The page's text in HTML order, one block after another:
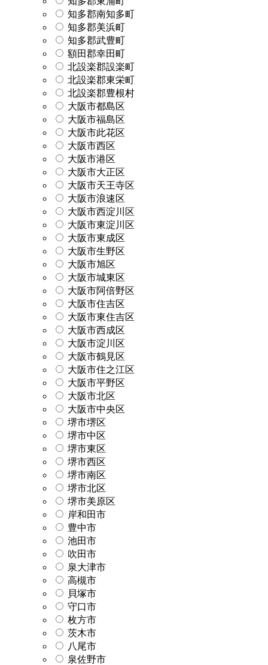
知多郡南知多町
知多郡美浜町
知多郡武豊町
額田郡幸田町
北設楽郡設楽町
北設楽郡東栄町
北設楽郡豊根村
大阪市都島区
大阪市福島区
大阪市此花区
大阪市西区
大阪市港区
大阪市大正区
大阪市天王寺区
大阪市浪速区
大阪市西淀川区
大阪市東淀川区
大阪市東成区
大阪市生野区
大阪市旭区
大阪市城東区
大阪市阿倍野区
大阪市住吉区
大阪市東住吉区
大阪市西成区
大阪市淀川区
大阪市鶴見区
大阪市住之江区
大阪市平野区
大阪市北区
大阪市中央区
堺市堺区
堺市中区
堺市東区
堺市西区
堺市南区
堺市北区
堺市美原区
岸和田市
豊中市
池田市
吹田市
泉大津市
高槻市
貝塚市
守口市
枚方市
茨木市
八尾市
泉佐野市